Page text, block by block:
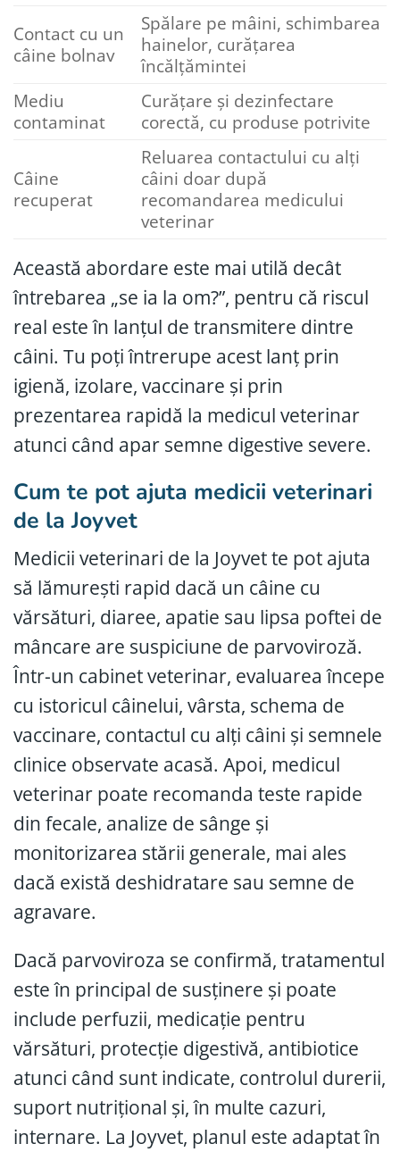
Contact cu un
câine bolnav
Spălare pe mâini, schimbarea
hainelor, curățarea
încălțămintei
Mediu
contaminat
Curățare și dezinfectare
corectă, cu produse potrivite
Câine
recuperat
Reluarea contactului cu alți
câini doar după
recomandarea medicului
veterinar
Această abordare este mai utilă decât
întrebarea „se ia la om?”, pentru că riscul
real este în lanțul de transmitere dintre
câini. Tu poți întrerupe acest lanț prin
igienă, izolare, vaccinare și prin
prezentarea rapidă la medicul veterinar
atunci când apar semne digestive severe.
Cum te pot ajuta medicii veterinari
de la Joyvet
Medicii veterinari de la Joyvet te pot ajuta
să lămurești rapid dacă un câine cu
vărsături, diaree, apatie sau lipsa poftei de
mâncare are suspiciune de parvoviroză.
Într-un cabinet veterinar, evaluarea începe
cu istoricul câinelui, vârsta, schema de
vaccinare, contactul cu alți câini și semnele
clinice observate acasă. Apoi, medicul
veterinar poate recomanda teste rapide
din fecale, analize de sânge și
monitorizarea stării generale, mai ales
dacă există deshidratare sau semne de
agravare.
Dacă parvoviroza se confirmă, tratamentul
este în principal de susținere și poate
include perfuzii, medicație pentru
vărsături, protecție digestivă, antibiotice
atunci când sunt indicate, controlul durerii,
suport nutrițional și, în multe cazuri,
internare. La Joyvet, planul este adaptat în